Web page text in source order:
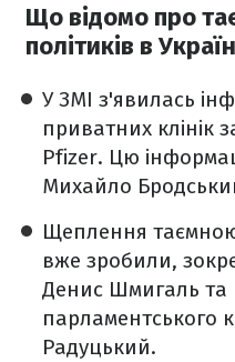
Що відомо про
політиків в
У ЗМІ з'явилась
приватних клінік
Pfizer. Цю
Михайло
Щеплення
вже зробили,
Денис Шмигаль та
парламентського
Радуцький.